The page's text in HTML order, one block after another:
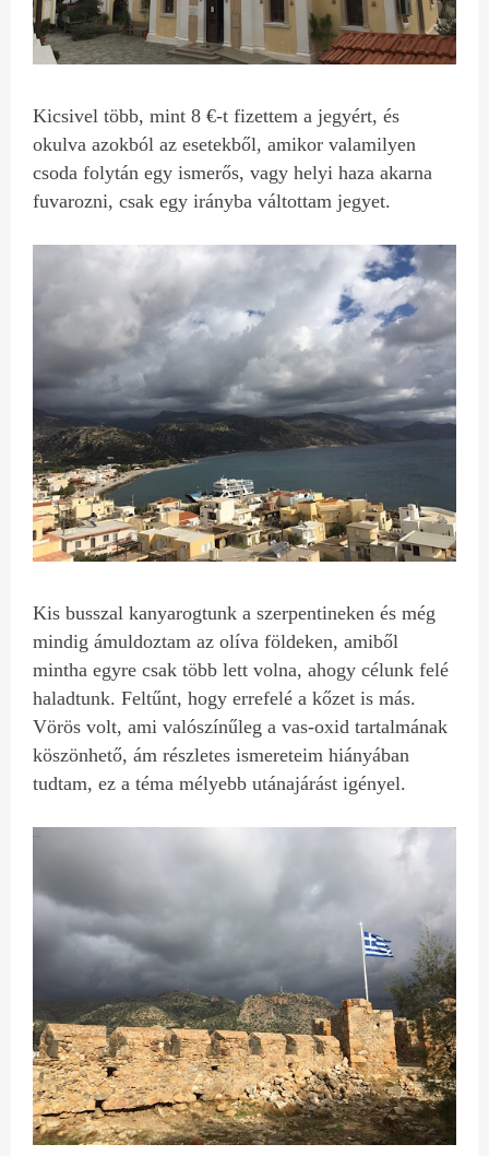
Kicsivel több, mint 8 €-t fizettem a jegyért, és
okulva azokból az esetekből, amikor valamilyen
csoda folytán egy ismerős, vagy helyi haza akarna
fuvarozni, csak egy irányba váltottam jegyet.
Kis busszal kanyarogtunk a szerpentineken és még
mindig ámuldoztam az olíva földeken, amiből
mintha egyre csak több lett volna, ahogy célunk felé
haladtunk. Feltűnt, hogy errefelé a kőzet is más.
Vörös volt, ami valószínűleg a vas-oxid tartalmának
köszönhető, ám részletes ismereteim hiányában
tudtam, ez a téma mélyebb utánajárást igényel.